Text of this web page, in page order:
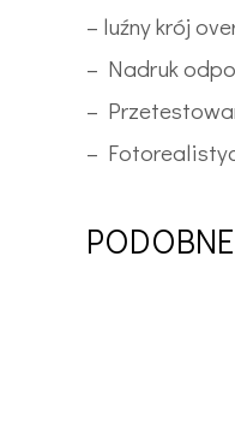
– luźny krój
– Nadruk
–
–